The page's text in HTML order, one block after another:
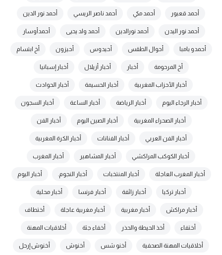
أحمد قعبور أحمد مكي أحمد ناصر الريسي أحمد نور الدين
أحمد نور اليدن أحمد نورالدين أحمد ولد يحيى أحمدأوسار
أحمدو بامبا أحوال الطقس أحيدوس أحيزون أخ ابتسام
أخ المرحومة أخبار أخبار أزيلال أخبار إسبانيا
أخبار الأحزاب المغربية أخبار الحسيمة أخبار الحوادث
أخبار الرجاء اليوم أخبار الرياضة أخبار الساعة أخبار السجون
أخبار الصحراء المغربية أخبار الصين اليوم أخبار الفن
أخبار الفن العربي أخبار الفنانات أخبار الكرة المغربية
أخبار الكوكب المراكشي أخبار المشاهير أخبار المغرب
أخبار المغرب العاجلة أخبار المنتخبات أخبار النجوم. أخبار اليوم
أخبار تركيا أخبار زائفة أخبار فرنسا أخبار محلية
أخبار مراكش أخبار مغربية أخبار مغربية عاجلة أختطاف
أختفاء أخذ الحيطة والحذر أخفاء جثة أخلاقيات المهنة
أخلاقيات المهنة الصحفية أخنو شس أخنوش أخنوش إرحل